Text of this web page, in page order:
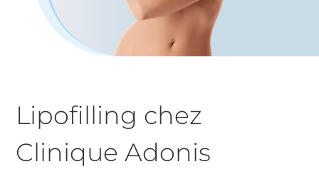
Lipofilling chez
Clinique Adonis